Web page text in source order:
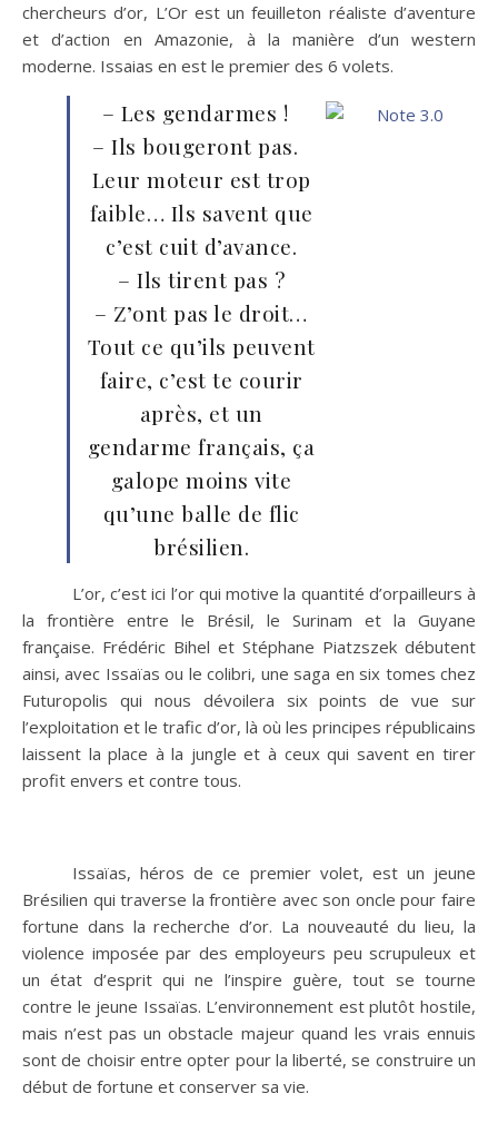
chercheurs d’or, L’Or est un feuilleton réaliste d’aventure
et d’action en Amazonie, à la manière d’un western
moderne. Issaias en est le premier des 6 volets.
– Les gendarmes !
– Ils bougeront pas.
Leur moteur est trop
faible… Ils savent que
c’est cuit d’avance.
– Ils tirent pas ?
– Z’ont pas le droit…
Tout ce qu’ils peuvent
faire, c’est te courir
après, et un
gendarme français, ça
galope moins vite
qu’une balle de flic
brésilien.
L’or, c’est ici l’or qui motive la quantité d’orpailleurs à
la frontière entre le Brésil, le Surinam et la Guyane
française. Frédéric Bihel et Stéphane Piatzszek débutent
ainsi, avec Issaïas ou le colibri, une saga en six tomes chez
Futuropolis qui nous dévoilera six points de vue sur
l’exploitation et le trafic d’or, là où les principes républicains
laissent la place à la jungle et à ceux qui savent en tirer
profit envers et contre tous.
Issaïas, héros de ce premier volet, est un jeune
Brésilien qui traverse la frontière avec son oncle pour faire
fortune dans la recherche d’or. La nouveauté du lieu, la
violence imposée par des employeurs peu scrupuleux et
un état d’esprit qui ne l’inspire guère, tout se tourne
contre le jeune Issaïas. L’environnement est plutôt hostile,
mais n’est pas un obstacle majeur quand les vrais ennuis
sont de choisir entre opter pour la liberté, se construire un
début de fortune et conserver sa vie.